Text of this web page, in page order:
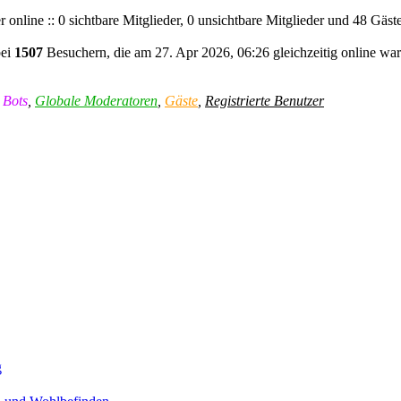
online :: 0 sichtbare Mitglieder, 0 unsichtbare Mitglieder und 48
1507 Besuchern, die am 27. Apr 2026, 06:26 gleichzeitig online
Bots Globale Moderatoren Gäste Registrierte Benutzer